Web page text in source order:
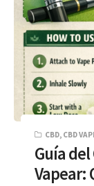
CBD, CBD
Guía del
Vapear: